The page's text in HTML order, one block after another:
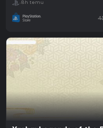
8h temu